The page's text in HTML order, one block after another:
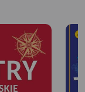
udana i